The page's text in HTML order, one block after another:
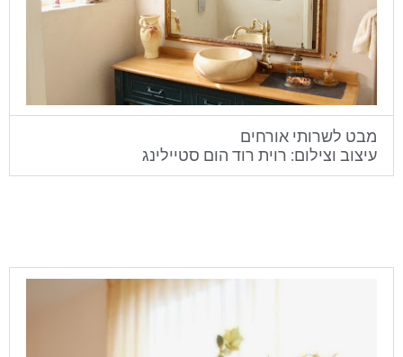
מבט לשרותי אורחים
עיצוב וצילום: רוית רוד הום סטיילינג